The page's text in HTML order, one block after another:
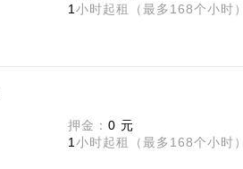
1 小时起租（最多168个小时）
押金： 0 元
1 小时起租（最多168个小时）